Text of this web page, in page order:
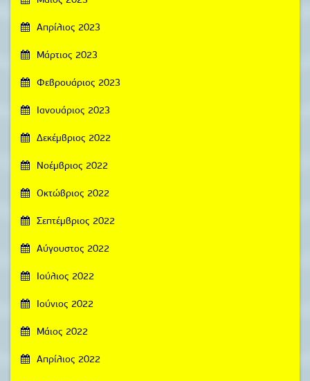
Απρίλιος 2023
Μάρτιος 2023
Φεβρουάριος 2023
Ιανουάριος 2023
Δεκέμβριος 2022
Νοέμβριος 2022
Οκτώβριος 2022
Σεπτέμβριος 2022
Αύγουστος 2022
Ιούλιος 2022
Ιούνιος 2022
Μάιος 2022
Απρίλιος 2022